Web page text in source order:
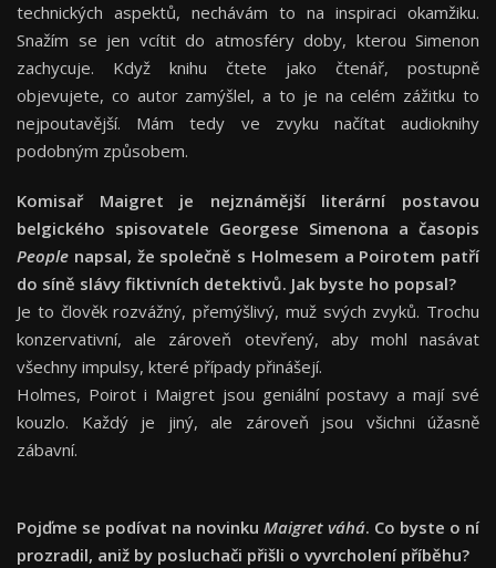
technických aspektů, nechávám to na inspiraci okamžiku.
Snažím se jen vcítit do atmosféry doby, kterou Simenon
zachycuje. Když knihu čtete jako čtenář, postupně
objevujete, co autor zamýšlel, a to je na celém zážitku to
nejpoutavější. Mám tedy ve zvyku načítat audioknihy
podobným způsobem.
Komisař Maigret je nejznámější literární postavou
belgického spisovatele Georgese Simenona a časopis
People napsal, že společně s Holmesem a Poirotem patří
do síně slávy fiktivních detektivů. Jak byste ho popsal?
Je to člověk rozvážný, přemýšlivý, muž svých zvyků. Trochu
konzervativní, ale zároveň otevřený, aby mohl nasávat
všechny impulsy, které případy přinášejí.
Holmes, Poirot i Maigret jsou geniální postavy a mají své
kouzlo. Každý je jiný, ale zároveň jsou všichni úžasně
zábavní.
Pojďme se podívat na novinku Maigret váhá. Co byste o ní
prozradil, aniž by posluchači přišli o vyvrcholení příběhu?